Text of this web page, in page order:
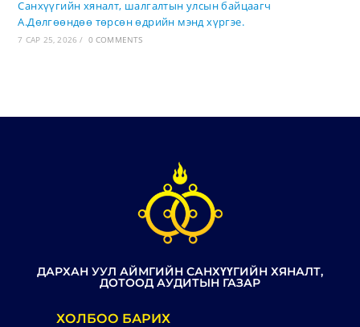
Санхүүгийн хяналт, шалгалтын улсын байцаагч
А.Дөлгөөндөө төрсөн өдрийн мэнд хүргэе.
7 САР 25, 2026 / 0 COMMENTS
ДАРХАН УУЛ АЙМГИЙН САНХҮҮГИЙН ХЯНАЛТ,
ДОТООД АУДИТЫН ГАЗАР
ХОЛБОО БАРИХ